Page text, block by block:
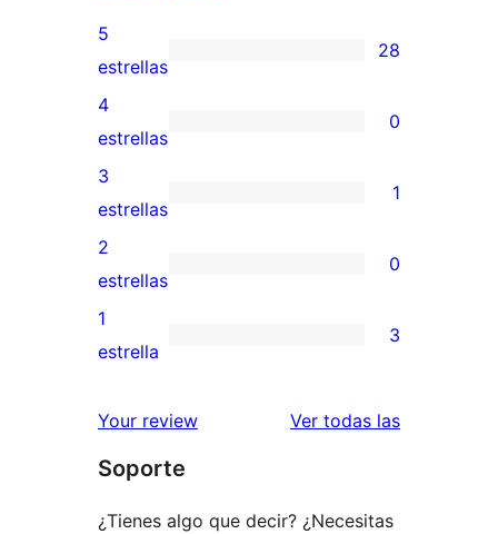
28
valoraciones
de
5
estrellas
5
estrellas
28
0
valoraciones
de
4
estrellas
4
estrellas
0
1
valoración
de
3
estrellas
3
estrellas
1
0
valoraciones
de
estrellas
2
estrellas
0
3
de
estrellas
1
estrella
3
Your review Ver todas lasreseñas
Soporte
¿Tienes algo que decir? ¿Necesitas